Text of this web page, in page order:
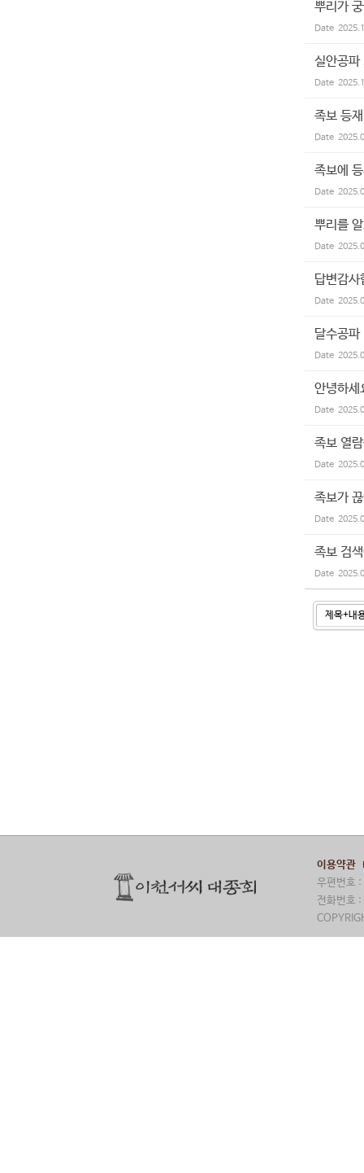
뿌리가
Date
실안공
Date
족보 등
Date
족보에
Date
뿌리를
Date
답변감
Date
달수공파
Date
안녕하세
Date
족보 열
Date
족보가
Date
족보 검
Date
이용약관
우편번호
전화번